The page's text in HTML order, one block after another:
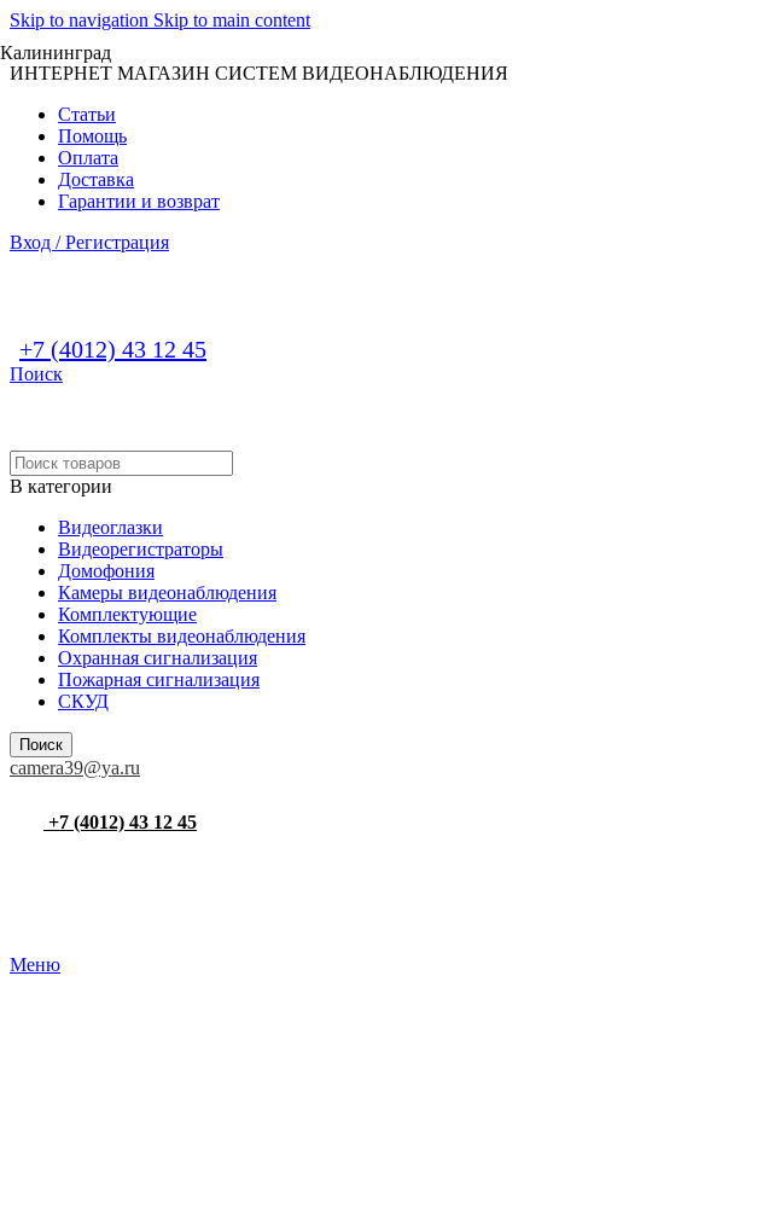
Skip to navigation Skip to main content
Калининград
ИНТЕРНЕТ МАГАЗИН СИСТЕМ ВИДЕОНАБЛЮДЕНИЯ
Статьи
Помощь
Оплата
Доставка
Гарантии и возврат
Вход / Регистрация
+7 (4012) 43 12 45
Поиск
В категории
Видеоглазки
Видеорегистраторы
Домофония
Камеры видеонаблюдения
Комплектующие
Комплекты видеонаблюдения
Охранная сигнализация
Пожарная сигнализация
СКУД
Поиск
camera39@ya.ru
+7 (4012) 43 12 45
Меню